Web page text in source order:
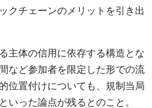
クチェーンのメリットを引き出
主体の信用に依存する構造とな
など参加者を限定した形での流
位置付けについても、規制当局
いった論点が残るとのこと。